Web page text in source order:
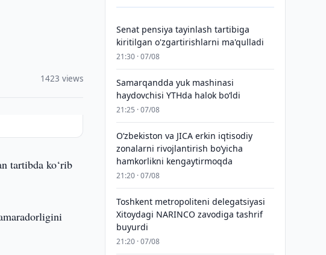
1423 views
tartibda ko‘rib
Senat pensiya tayinlash tartibiga
kiritilgan o'zgartirishlarni ma'qulladi
21:30 · 07/08
Samarqandda yuk mashinasi
haydovchisi YTHda halok bo‘ldi
21:25 · 07/08
Oʻzbekiston va JICA erkin iqtisodiy
zonalarni rivojlantirish boʻyicha
hamkorlikni kengaytirmoqda
21:20 · 07/08
Toshkent metropoliteni delegatsiyasi
Xitoydagi NARINCO zavodiga tashrif
buyurdi
21:20 · 07/08